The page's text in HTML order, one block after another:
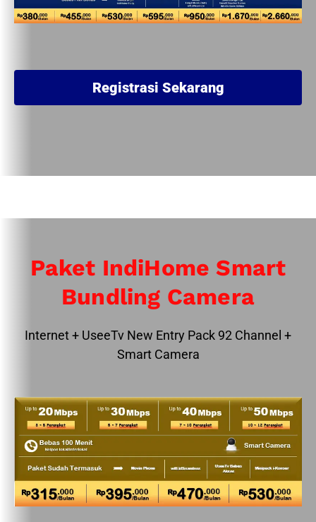
Registrasi Sekarang
Paket IndiHome Smart
Bundling Camera
Internet + UseeTv New Entry Pack 92 Channel +
Smart Camera